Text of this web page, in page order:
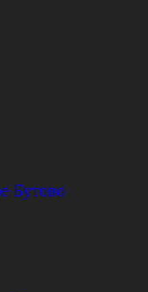
Бутово